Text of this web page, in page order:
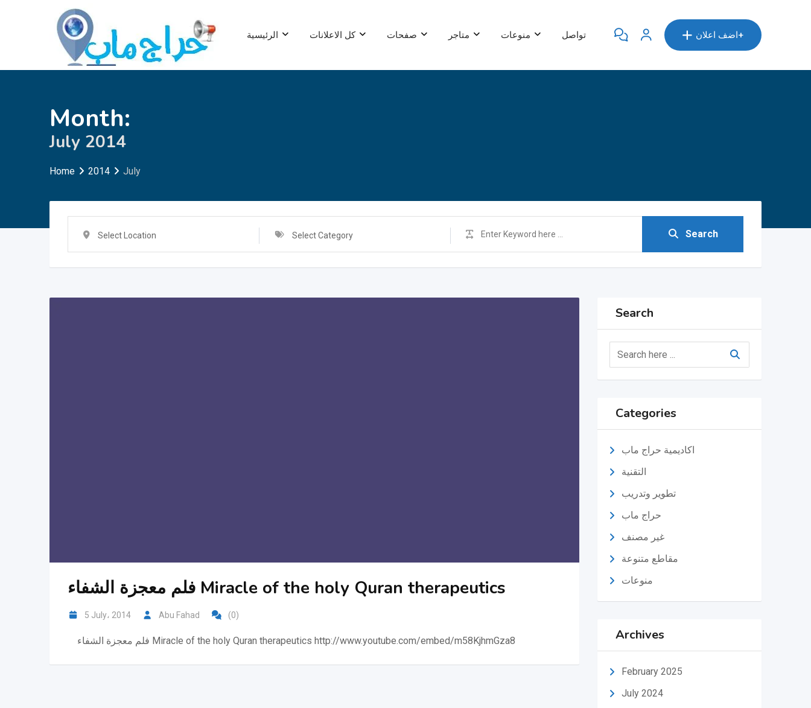
الرئيسية كل الاعلانات صفحات متاجر منوعات تواصل اضف اعلان+
Month:
July 2014
Home 2014 July
Select Location Select Category Search
فلم معجزة الشفاء Miracle of the holy Quran therapeutics
5 July، 2014 Abu Fahad (0)
فلم معجزة الشفاء Miracle of the holy Quran therapeutics http://www.youtube.com/embed/m58KjhmGza8
Search
Categories
اكاديمية حراج ماب
التقنية
تطوير وتدريب
حراج ماب
غير مصنف
مقاطع متنوعة
منوعات
Archives
February 2025
July 2024